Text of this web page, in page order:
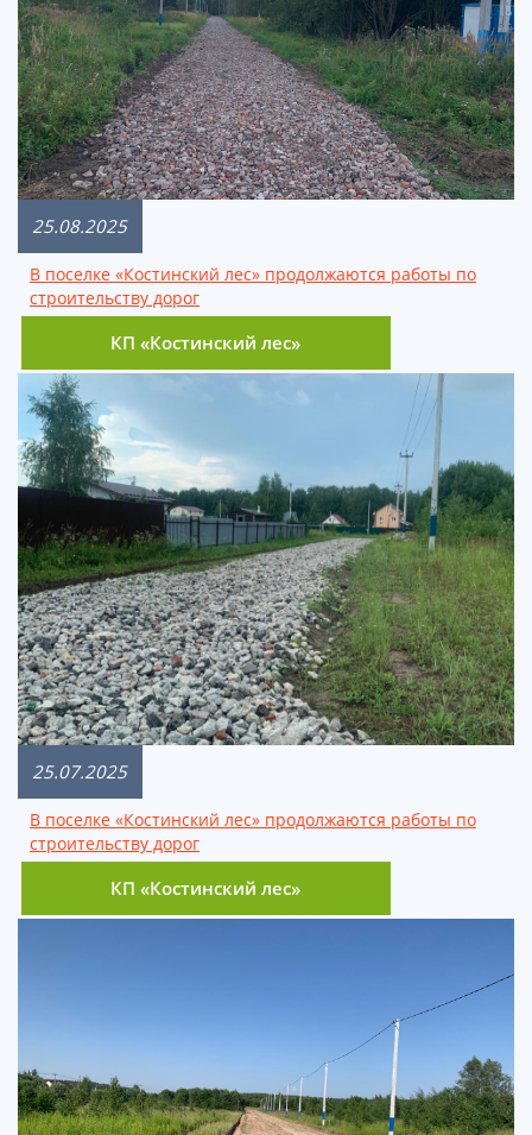
25.08.2025
В поселке «Костинский лес» продолжаются работы по
строительству дорог
КП «Костинский лес»
25.07.2025
В поселке «Костинский лес» продолжаются работы по
строительству дорог
КП «Костинский лес»